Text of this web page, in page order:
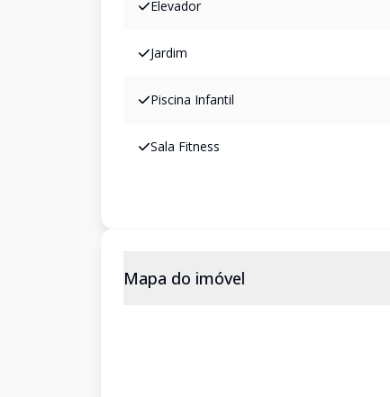
Elevador
Jardim
Piscina Infantil
Sala Fitness
Mapa do imóvel